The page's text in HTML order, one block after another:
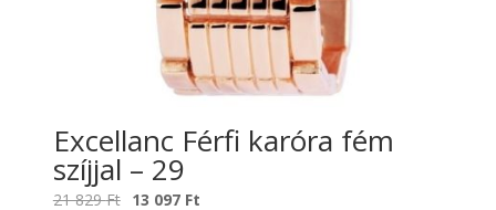
Excellanc Férfi karóra fém
szíjjal – 29
21 829Ft Original
13 097 Ft